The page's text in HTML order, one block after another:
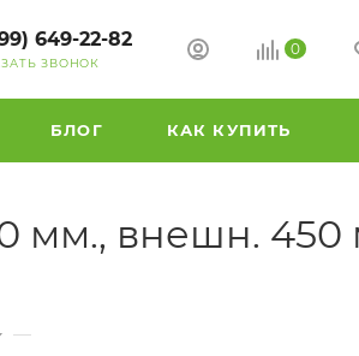
649-22-82
ЗВОНОК
0
БЛОГ КАК КУПИТЬ
мм., внешн. 450
—